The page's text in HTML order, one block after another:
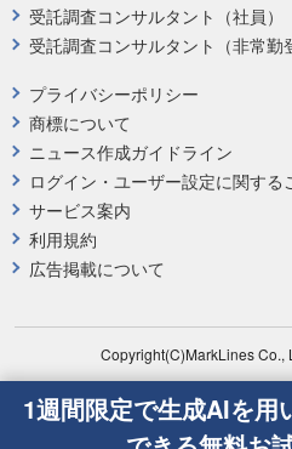
プライバシーポリシー
商標について
ニュース作成ガイドライン
ログイン・ユーザー設定に関する
サービス案内
利用規約
広告掲載について
受託調査コンサルタント（社員）
受託調査コンサルタント（非常勤
Copyright(C)MarkLines Co.,
1週間限定で生成AIを用